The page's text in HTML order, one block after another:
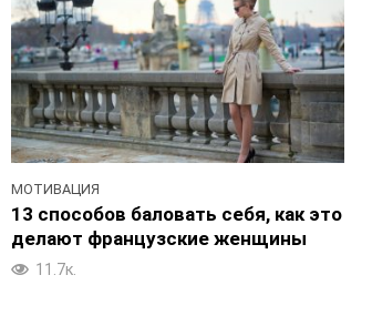
МОТИВАЦИЯ
13 способов баловать себя, как это
делают французские женщины
11.7к.